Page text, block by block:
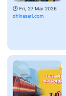
🕑 Fri, 27 Mar 2026
dhinasari.com